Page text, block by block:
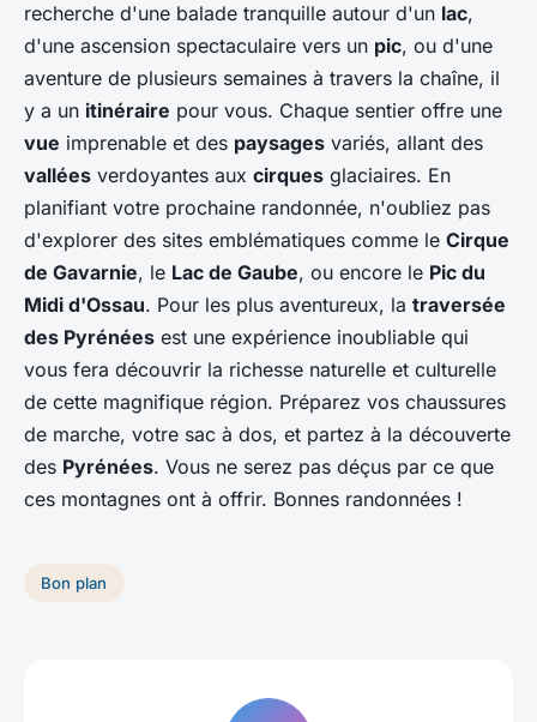
recherche d'une balade tranquille autour d'un lac,
d'une ascension spectaculaire vers un pic, ou d'une
aventure de plusieurs semaines à travers la chaîne, il
y a un itinéraire pour vous. Chaque sentier offre une
vue imprenable et des paysages variés, allant des
vallées verdoyantes aux cirques glaciaires. En
planifiant votre prochaine randonnée, n'oubliez pas
d'explorer des sites emblématiques comme le Cirque
de Gavarnie, le Lac de Gaube, ou encore le Pic du
Midi d'Ossau. Pour les plus aventureux, la traversée
des Pyrénées est une expérience inoubliable qui
vous fera découvrir la richesse naturelle et culturelle
de cette magnifique région. Préparez vos chaussures
de marche, votre sac à dos, et partez à la découverte
des Pyrénées. Vous ne serez pas déçus par ce que
ces montagnes ont à offrir. Bonnes randonnées !
Bon plan